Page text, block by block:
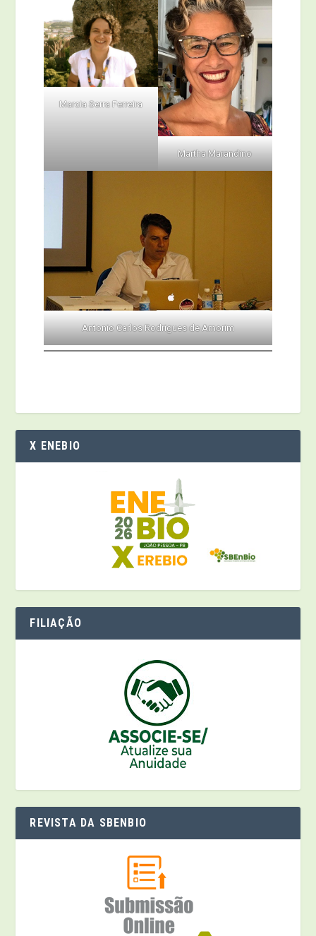
Marcia Serra Ferreira
Martha Marandino
Antonio Carlos Rodrigues de Amorim
X ENEBIO
FILIAÇÃO
REVISTA DA SBENBIO